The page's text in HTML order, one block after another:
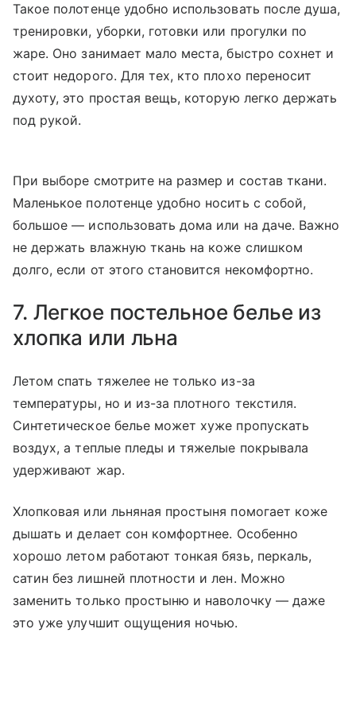
Такое полотенце удобно использовать после душа,
тренировки, уборки, готовки или прогулки по
жаре. Оно занимает мало места, быстро сохнет и
стоит недорого. Для тех, кто плохо переносит
духоту, это простая вещь, которую легко держать
под рукой.
При выборе смотрите на размер и состав ткани.
Маленькое полотенце удобно носить с собой,
большое — использовать дома или на даче. Важно
не держать влажную ткань на коже слишком
долго, если от этого становится некомфортно.
7. Легкое постельное белье из
хлопка или льна
Летом спать тяжелее не только из-за
температуры, но и из-за плотного текстиля.
Синтетическое белье может хуже пропускать
воздух, а теплые пледы и тяжелые покрывала
удерживают жар.
Хлопковая или льняная простыня помогает коже
дышать и делает сон комфортнее. Особенно
хорошо летом работают тонкая бязь, перкаль,
сатин без лишней плотности и лен. Можно
заменить только простыню и наволочку — даже
это уже улучшит ощущения ночью.